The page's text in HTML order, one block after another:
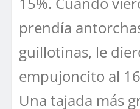
prendía
guillotinas, le
empujoncito al
Una tajada más